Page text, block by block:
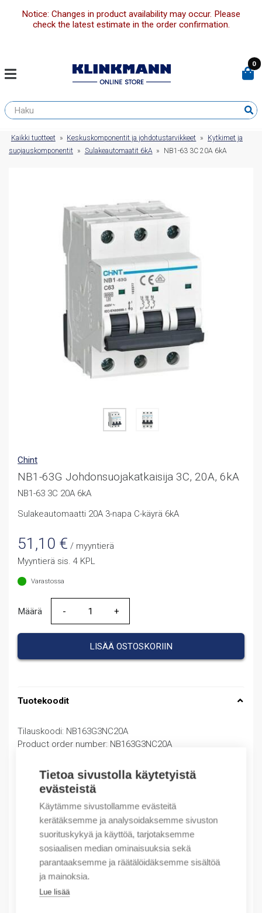
Tietoa sivustolla käytetyistä
evästeistä
Käytämme sivustollamme evästeitä
kerätäksemme ja analysoidaksemme sivuston
suorituskykyä ja käyttöä, tarjotaksemme
sosiaalisen median ominaisuuksia sekä
parantaaksemme ja räätälöidäksemme sisältöä
ja mainoksia.
Lue lisää
Notice: Changes in product availability may occur. Please
check the latest estimate in the order confirmation.
0
Kaikki tuotteet » Keskuskomponentit ja johdotustarvikkeet »
Kytkimet ja
suojauskomponentit » Sulakeautomaatit 6kA » NB1-63 3C 20A 6kA
Chint
NB1-63G Johdonsuojakatkaisija 3C, 20A, 6kA
NB1-63 3C 20A 6kA
Sulakeautomaatti 20A 3-napa C-käyrä 6kA
51,10 € / myyntierä
Myyntierä sis. 4 KPL
Varastossa
Määrä
Määrä
LISÄÄ OSTOSKORIIN
Tuotekoodit
Tilauskoodi: NB163G3NC20A
Product order number: NB163G3NC20A
Sähkönumero: 3207500
Tuotteen tullikoodi: 85361010
EAN: 6901800721468
Lisätiedot
Tekniset tiedot